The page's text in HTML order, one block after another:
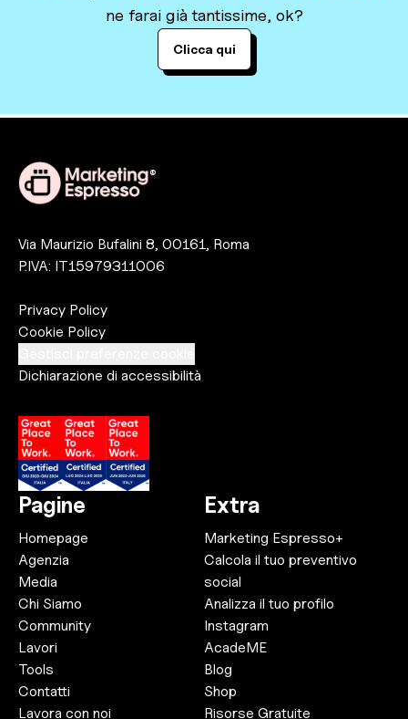
ne farai già tantissime, ok?
Clicca quiiiiiiiiiiiii
®
Via Maurizio Bufalini 8, 00161, Roma
P.IVA: IT15979311006
Privacy Policy
Cookie Policy
Dichiarazione di accessibilità
Pagine
Homepage
Agenzia
Media
Chi Siamo
Community
Lavori
Tools
Contatti
Lavora con noi
Extra
Marketing Espresso+
Calcola il tuo preventivo
social
Analizza il tuo profilo
Instagram
AcadeME
Blog
Shop
Risorse Gratuite